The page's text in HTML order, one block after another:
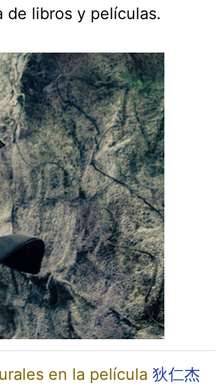
de libros y películas.
en la película 狄仁杰